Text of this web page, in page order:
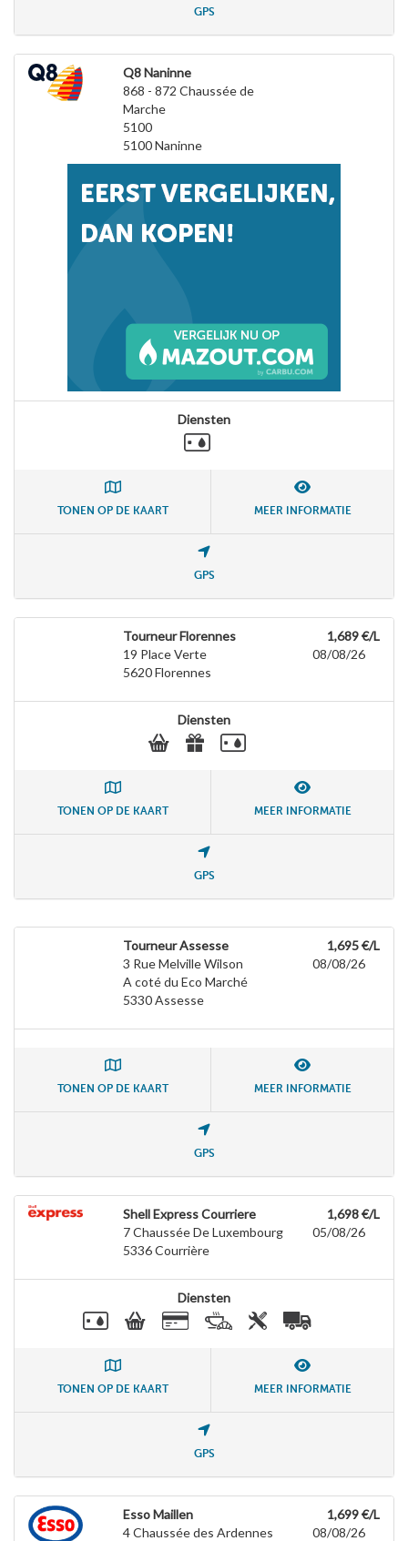
GPS
Q8 Naninne
868 - 872 Chaussée de
Marche
5100
5100Naninne
Diensten
TONEN OP DE KAART MEER INFORMATIE
GPS
Tourneur Florennes
19 Place Verte
5620Florennes
1,689 €/L
08/08/26
Diensten
TONEN OP DE KAART MEER INFORMATIE
GPS
Tourneur Assesse
3 Rue Melville Wilson
A coté du Eco Marché
5330Assesse
1,695 €/L
08/08/26
TONEN OP DE KAART MEER INFORMATIE
GPS
Shell Express Courriere
7 Chaussée De Luxembourg
5336Courrière
1,698 €/L
05/08/26
Diensten
TONEN OP DE KAART MEER INFORMATIE
GPS
Esso Maillen
4 Chaussée des Ardennes
1,699 €/L
08/08/26